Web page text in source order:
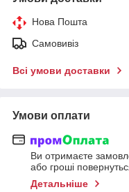
Нова Пошта
Самовивіз
Всі умови доставки
Умови оплати
Ви отримаєте
або гроші
Детальніше